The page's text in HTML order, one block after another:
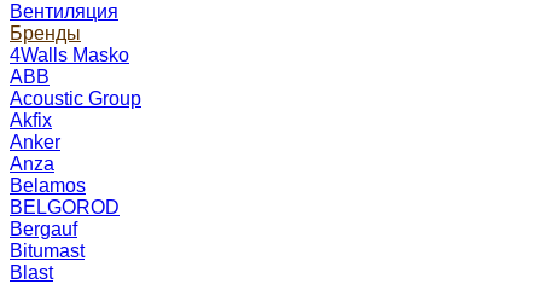
Вентиляция
Бренды
4Walls Masko
ABB
Acoustic Group
Akfix
Anker
Anza
Belamos
BELGOROD
Bergauf
Bitumast
Blast